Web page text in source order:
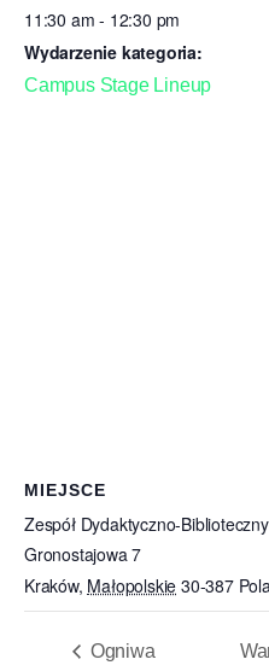
11:30 am - 12:30 pm
Wydarzenie kategoria:
Campus Stage Lineup
MIEJSCE
Zespół Dydaktyczno-Biblioteczny
Gronostajowa 7
Kraków, Małopolskie 30-387
Ogniwa